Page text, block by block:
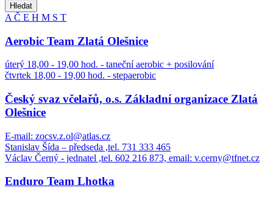
Hledat
A Č E H M S T
Aerobic Team Zlatá Olešnice
úterý 18,00 - 19,00 hod. - taneční aerobic + posilování
čtvrtek 18,00 - 19,00 hod. - stepaerobic
Český svaz včelařů, o.s. Základní organizace Zlatá
Olešnice
E-mail: zocsv.z.ol@atlas.cz
Stanislav Šída – předseda ,tel. 731 333 465
Václav Černý - jednatel ,tel. 602 216 873, email: v.cerny@tfnet.cz
Enduro Team Lhotka